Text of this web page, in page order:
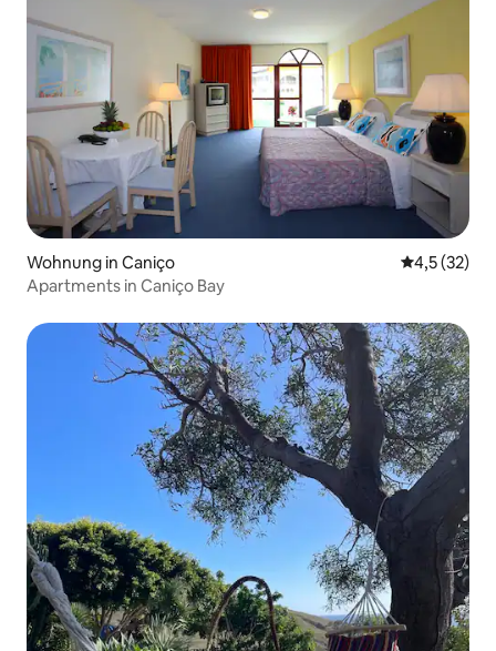
Wohnung in Caniço
4,5 (32)
Apartments in Caniço Bay